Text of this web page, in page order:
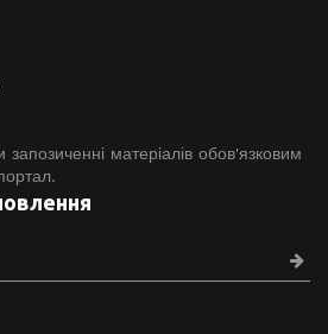
матеріалів обов'язковим